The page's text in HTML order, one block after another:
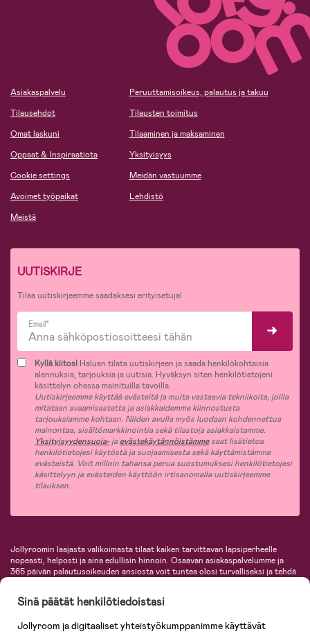
Asiakaspalvelu
Tilausehdot
Omat laskuni
Oppaat & Inspiraatiota
Cookie settings
Avoimet työpaikat
Meistä
Peruuttamisoikeus, palautus ja takuu
Tilausten toimitus
Tilaaminen ja maksaminen
Yksityisyys
Meidän vastuumme
Lehdistö
UUTISKIRJE
Tilaa uutiskirjeemme saadaksesi erityisetuja!
Email*
Kyllä kiitos! Haluan tilata uutiskirjeen ja saada henkilökohtaisia
alennuksia, tarjouksia ja uutisia. Hyväksyn siten henkilötietojeni
käsittelyn ohessa mainituilla tavoilla.
Uutiskirjeemme käyttää evästeitä ja muita vastaavia tekniikoita, joilla
mitataan avaamisastetta ja asiakkaidemme kiinnostusta
tarjouksiamme kohtaan. Niiden avulla myös luodaan kohdennettua
mainontaa, sisältömarkkinointia sekä tilastoja asiakkaistamme.
Yksityisyydensuoja-jaevästekäytännöistämmesaat lisätietoa
henkilötietojesi käytöstä ja suojaamisesta sekä käyttämistämme
evästeistä. Voit milloin tahansa perua suostumuksesi henkilötietojesi
käsittelyyn ja evästeiden käyttöön irtisanomalla uutiskirjeemme
tilauksen.
Jollyroomin laajasta valikoimasta tilaat kaiken tarvittavan lapsiperheelle
nopeasti, helposti ja aina edullisin hinnoin. Osaavan asiakaspalvelumme ja
365 päivän palautusoikeuden ansiosta voit tuntea olosi turvalliseksi ja tehdä
lastentarvikkeita sekä paljon muuta. Meiltä löydät lukuisia tunnettuja
KidKraft, Ergobaby, Philips Avent, Neonate, Cybex, LEGO ja monia muita!
Sinä päätät henkilötiedoistasi
Jollyroom ja digitaaliset yhteistyökumppanimme käyttävät